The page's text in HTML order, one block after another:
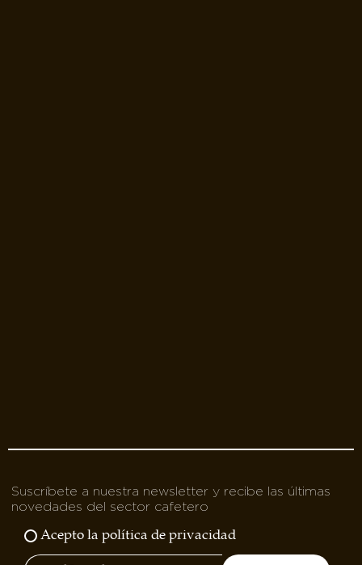
Suscríbete a nuestra newsletter y recibe las últimas
novedades del sector cafetero
Acepto la política de privacidad